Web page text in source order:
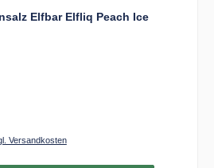
Elfbar Elfliq Peach Ice
Versandkosten